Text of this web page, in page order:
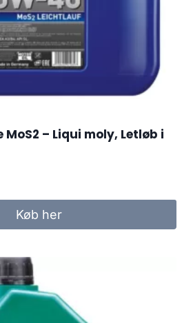
– Liqui moly, Letløb i
Køb her